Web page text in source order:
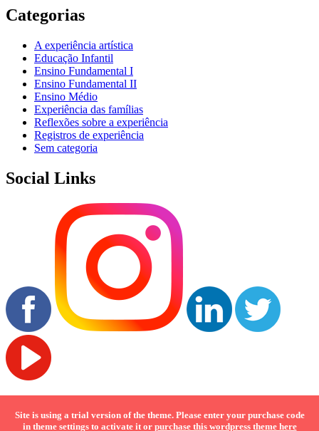
Categorias
A experiência artística
Educação Infantil
Ensino Fundamental I
Ensino Fundamental II
Ensino Médio
Experiência das famílias
Reflexões sobre a experiência
Registros de experiência
Sem categoria
Social Links
Site is using a trial version of the theme. Please enter your purchase code
in theme settings to activate it or purchase this wordpress theme here